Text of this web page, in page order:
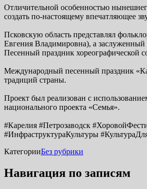
Отличительной особенностью
создать по-настоящему впечатляющее
Псковскую область представлял
Евгения Владимировна), а заслуженный
Песенный праздник хореографической
Международный песенный праздник
традиций страны.
Проект был реализован с
национального проекта «Семья».
#Карелия #Петрозаводск
#ИнфраструктураКультуры
КатегорииБез рубрики
Навигация по записям